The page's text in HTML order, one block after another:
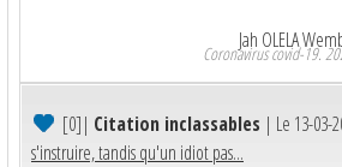
Jah OLELA
Coronavirus covid-19.
[0]| Citation inclassables | Le 13-03-
s'instruire, tandis qu'un idiot pas...